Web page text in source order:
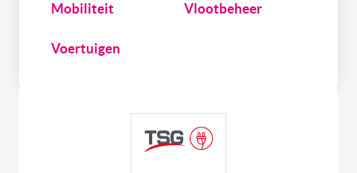
Mobiliteit Vlootbeheer
Voertuigen